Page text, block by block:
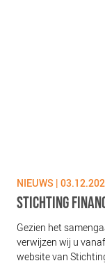
NIEUWS |
STICHTING
Gezien het
verwijzen wij u
website van